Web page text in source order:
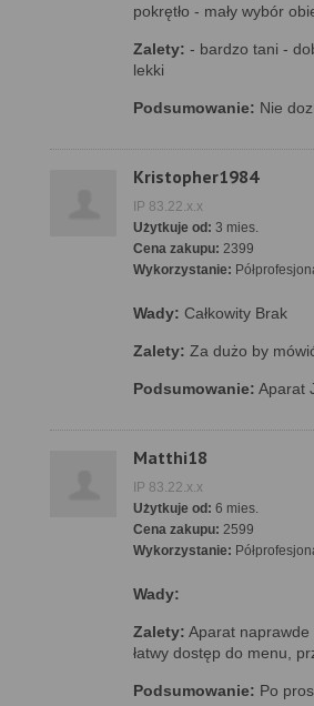
pokrętło - mały wybór
Zalety: - bardzo tani -
lekki
Podsumowanie: Nie
Kristopher1984
IP 83.22.x.x
Użytkuje od: 3 mies.
Cena zakupu: 2399
Wykorzystanie:
Wady: Całkowity Brak
Zalety: Za dużo by
Podsumowanie: Aparat
Matthi18
IP 83.22.x.x
Użytkuje od: 6 mies.
Cena zakupu: 2599
Wykorzystanie:
Wady:
Zalety: Aparat
łatwy dostęp do menu,
Podsumowanie: Po